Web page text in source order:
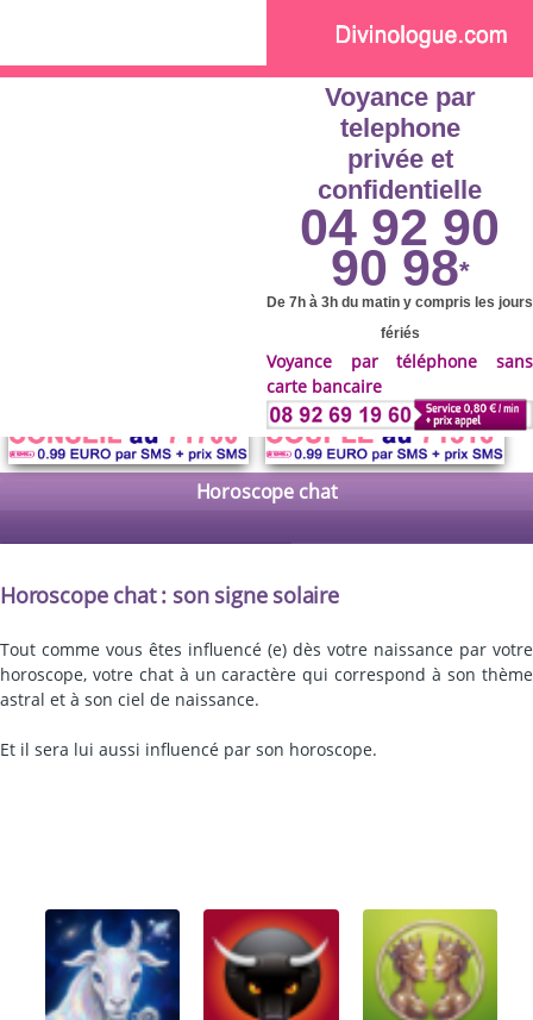
Voyance par
telephone
privée et
confidentielle
04 92 90
90 98*
De 7h à 3h du matin y compris les jours
fériés
Voyance par téléphone sans
carte bancaire
Horoscope chat
Horoscope chat : son signe solaire
Tout comme vous êtes influencé (e) dès votre naissance par votre
horoscope, votre chat à un caractère qui correspond à son thème
astral et à son ciel de naissance.
Et il sera lui aussi influencé par son horoscope.